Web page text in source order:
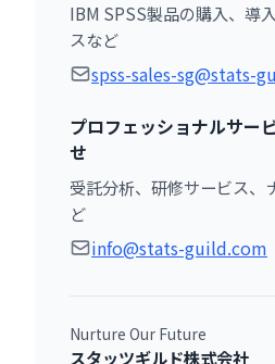
IBM SPSS製品の購入、導
スなど
spss-sales-sg@stats-
プロフェッショナルサー
せ
受託分析、研修サービス、
ど
info@stats-guild.com
Nurture Our Future
スタッツギルド株式会社